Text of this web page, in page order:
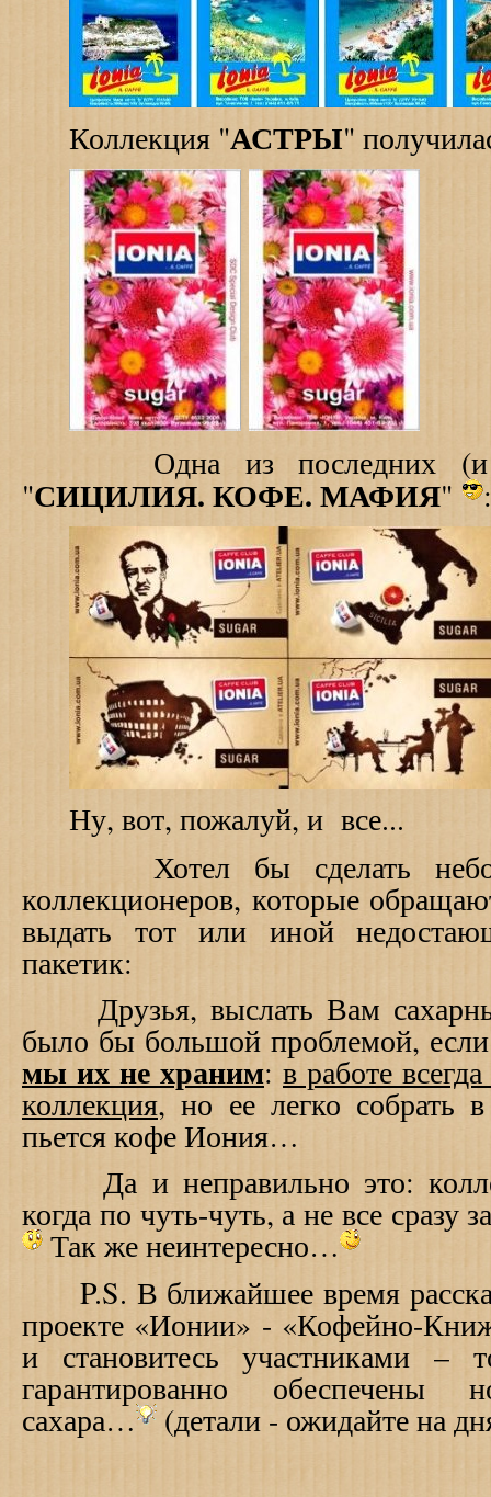
Коллекция "АСТРЫ"
Одна из последних (и
"СИЦИЛИЯ. КОФЕ. МАФИЯ" :
Ну, вот, пожалуй, и все...
Хотел бы сделать
коллекционеров, которые
выдать тот или иной
пакетик:
Друзья, выслать Вам
было бы большой проблемой,
мы их не храним: в работе
коллекция, но ее легко собрать
пьется кофе Иония…
Да и неправильно это:
когда по чуть-чуть, а не все сразу
Так же неинтересно…
P.S. В ближайшее время
проекте «Ионии» - «Кофейно-
и становитесь участниками –
гарантированно обеспечены
сахара… (детали - ожидайте на